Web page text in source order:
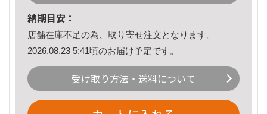
納期目安：
店舗在庫不足の為、取り寄せ注文となります。
2026.08.23 5:41頃のお届け予定です。
受け取り方法・送料について